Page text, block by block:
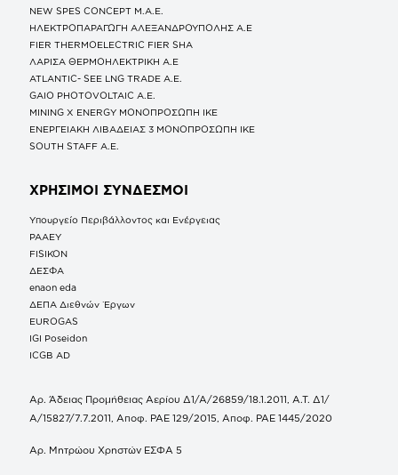
NEW SPES CONCEPT Μ.Α.Ε.
ΗΛΕΚΤΡΟΠΑΡΑΓΩΓΗ ΑΛΕΞΑΝΔΡΟΥΠΟΛΗΣ A.E
FIER THERMOELECTRIC FIER SHA
ΛΑΡΙΣΑ ΘΕΡΜΟΗΛΕΚΤΡΙΚΗ A.E
ATLANTIC- SEE LNG TRADE A.E.
GAIO PHOTOVOLTAIC Α.Ε.
MINING X ENERGY ΜΟΝΟΠΡΟΣΩΠΗ ΙΚΕ
ΕΝΕΡΓΕΙΑΚΗ ΛΙΒΑΔΕΙΑΣ 3 ΜΟΝΟΠΡΟΣΩΠΗ ΙΚΕ
SOUTH STAFF Α.Ε.
ΧΡΗΣΙΜΟΙ ΣΥΝΔΕΣΜΟΙ
Υπουργείο Περιβάλλοντος και Ενέργειας
ΡΑΑΕΥ
FISIKON
ΔΕΣΦΑ
enaon eda
ΔΕΠΑ Διεθνών Έργων
EUROGAS
IGI Poseidon
ICGB AD
Αρ. Άδειας Προμήθειας Αερίου Δ1/Α/26859/18.1.2011, Α.Τ. Δ1/
Α/15827/7.7.2011, Αποφ. ΡΑΕ 129/2015, Αποφ. ΡΑΕ 1445/2020
Αρ. Μητρώου Χρηστών ΕΣΦΑ 5